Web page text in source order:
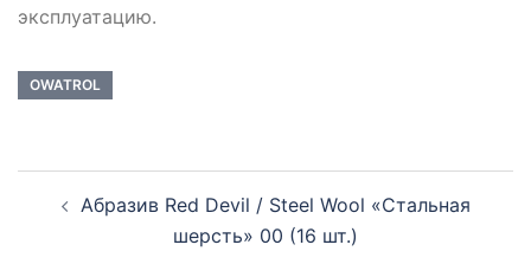
эксплуатацию.
OWATROL
записиАбразив Red Devil / Steel Wool «Стальная
шерсть» 00 (16 шт.)